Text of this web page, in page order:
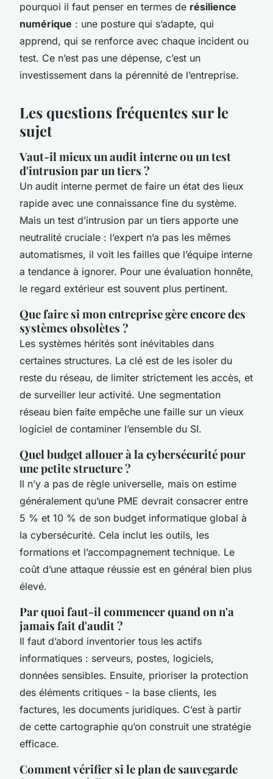
pourquoi il faut penser en termes de résilience
numérique : une posture qui s’adapte, qui
apprend, qui se renforce avec chaque incident ou
test. Ce n’est pas une dépense, c’est un
investissement dans la pérennité de l’entreprise.
Les questions fréquentes sur le
sujet
Vaut-il mieux un audit interne ou un test
d'intrusion par un tiers ?
Un audit interne permet de faire un état des lieux
rapide avec une connaissance fine du système.
Mais un test d’intrusion par un tiers apporte une
neutralité cruciale : l’expert n’a pas les mêmes
automatismes, il voit les failles que l’équipe interne
a tendance à ignorer. Pour une évaluation honnête,
le regard extérieur est souvent plus pertinent.
Que faire si mon entreprise gère encore des
systèmes obsolètes ?
Les systèmes hérités sont inévitables dans
certaines structures. La clé est de les isoler du
reste du réseau, de limiter strictement les accès, et
de surveiller leur activité. Une segmentation
réseau bien faite empêche une faille sur un vieux
logiciel de contaminer l’ensemble du SI.
Quel budget allouer à la cybersécurité pour
une petite structure ?
Il n’y a pas de règle universelle, mais on estime
généralement qu’une PME devrait consacrer entre
5 % et 10 % de son budget informatique global à
la cybersécurité. Cela inclut les outils, les
formations et l’accompagnement technique. Le
coût d’une attaque réussie est en général bien plus
élevé.
Par quoi faut-il commencer quand on n'a
jamais fait d'audit ?
Il faut d’abord inventorier tous les actifs
informatiques : serveurs, postes, logiciels,
données sensibles. Ensuite, prioriser la protection
des éléments critiques - la base clients, les
factures, les documents juridiques. C’est à partir
de cette cartographie qu’on construit une stratégie
efficace.
Comment vérifier si le plan de sauvegarde